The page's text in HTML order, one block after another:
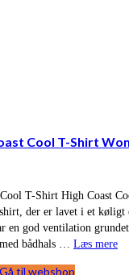
Cool T-Shirt
T-Shirt High Coast
der er lavet i et køligt
en god ventilation
bådhals … Læs mere
Den
Gå til webshop